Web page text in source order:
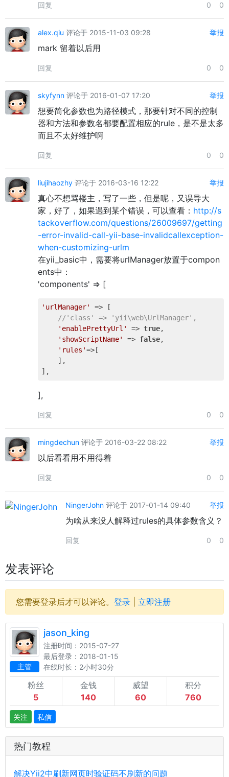
回复 0 0
alex.qiu 评论于 2015-11-03 09:28 举报
mark 留着以后用
回复 0 0
skyfynn 评论于 2016-01-07 17:20 举报
想要简化参数也为路径模式，那要针对不同的控制
器和方法和参数名都要配置相应的rule，是不是太多
而且不太好维护啊
回复 0 0
liujihaozhy 评论于 2016-03-16 12:22 举报
真心不想骂楼主，写了一些，但是呢，又误导大
家，好了，如果遇到某个错误，可以查看： http://s
tackoverflow.com/questions/26009697/getting
-error-invalid-call-yii-base-invalidcallexception-
when-customizing-urlm
在yii_basic中，需要将urlManager放置于compon
ents中：
'components' => [
'urlManager'
=> [
//'class' => 'yii\web\UrlManager',
'enablePrettyUrl'
=> true,
'showScriptName'
=> false,
'rules'=>[
    ],
],
回复 0 0
mingdechun 评论于 2016-03-22 08:22 举报
以后看看用不用得着
回复 0 0
NingerJohn 评论于 2017-01-14 09:40 举报
为啥从来没人解释过rules的具体参数含义？
回复 0 0
发表评论
您需要登录后才可以评论。 登录 立即注册
主管
jason_king
注册时间：2015-07-27
最后登录：2018-01-15
在线时长：2小时30分
粉丝
5
金钱
140
威望
60
积分
760
关注 私信
热门教程
解决Yii2中刷新网页时验证码不刷新的问题